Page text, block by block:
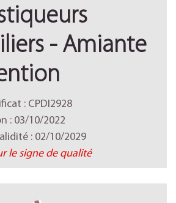
- Amiante
: CPDI2928
: 03/10/2022
: 02/10/2029
le signe de qualité